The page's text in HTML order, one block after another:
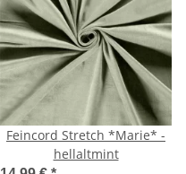
Feincord Stretch *Marie* -
hellaltmint